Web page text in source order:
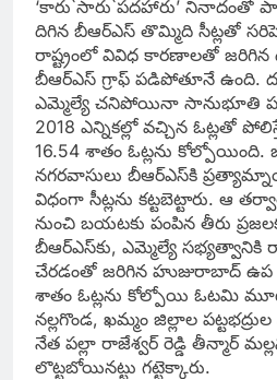
‘కారు`సారు`పదహారు’ నినాదంతో
దిగిన బీఆర్‌ఎస్‌ తొమ్మిది సీట్లతో
రాష్ట్రంలో వివిధ కారణాలతో జరిగిన
బీఆర్‌ఎస్‌ గ్రాఫ్‌ పడిపోతూనే ఉంది.
ఎమ్మెల్యే చనిపోయినా సానుభూతి
2018 ఎన్నికల్లో వచ్చిన ఓట్లతో
16.54 శాతం ఓట్లను కోల్పోయింది.
నగరవాసులు బీఆర్‌ఎస్‌కి
విధంగా సీట్లను కట్టబెట్టారు. ఆ
నుంచి బయటకు పంపిన తీరు
బీఆర్‌ఎస్‌కు, ఎమ్మెల్యే
చేరడంతో జరిగిన హుజురాబాద్‌ ఉప
శాతం ఓట్లను కోల్పోయి ఓటమి
నల్లగొండ, ఖమ్మం జిల్లాల
నేత పల్లా రాజేశ్వర్‌ రెడ్డి తీన్మార్‌
లొట్టబోయినట్టు గట్టెక్కారు.